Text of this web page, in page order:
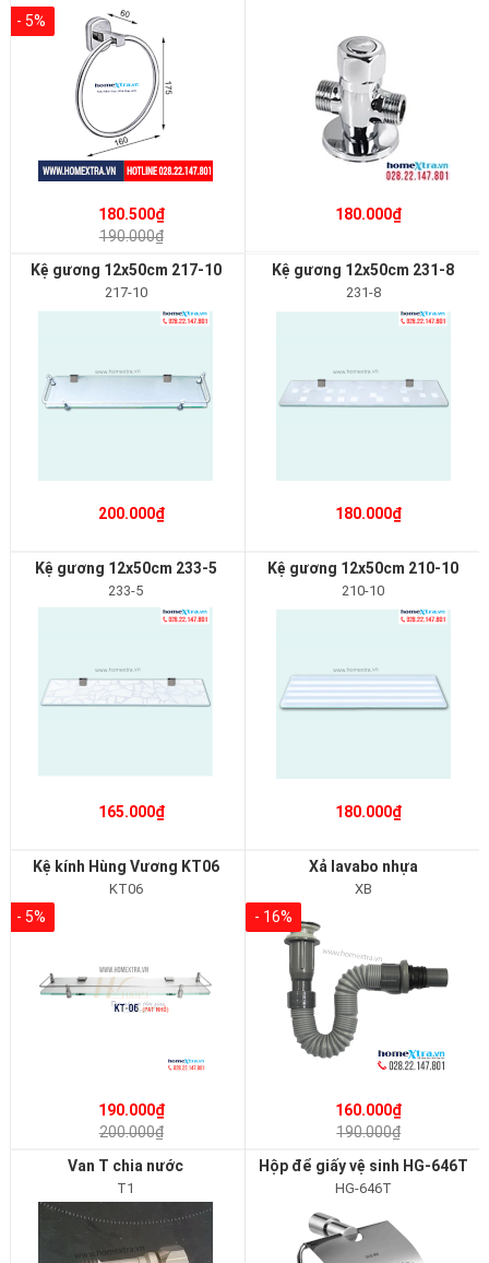
- 5%
180.500₫
190.000₫
180.000₫
Kệ gương 12x50cm 217-10
217-10
200.000₫
Kệ gương 12x50cm 231-8
231-8
180.000₫
Kệ gương 12x50cm 233-5
233-5
165.000₫
Kệ gương 12x50cm 210-10
210-10
180.000₫
Kệ kính Hùng Vương KT06
KT06
- 5%
190.000₫
200.000₫
Xả lavabo nhựa
XB
- 16%
160.000₫
190.000₫
Van T chia nước
T1
Hộp để giấy vệ sinh HG-646T
HG-646T